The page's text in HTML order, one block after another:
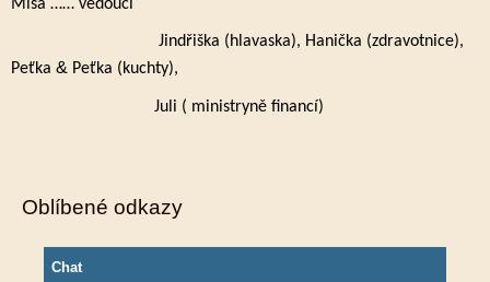
Míša …… vedoucí
Jindřiška (hlavaska), Hanička (zdravotnice),
Peťka & Peťka (kuchty),
Juli ( ministryně financí)
Oblíbené odkazy
Chat